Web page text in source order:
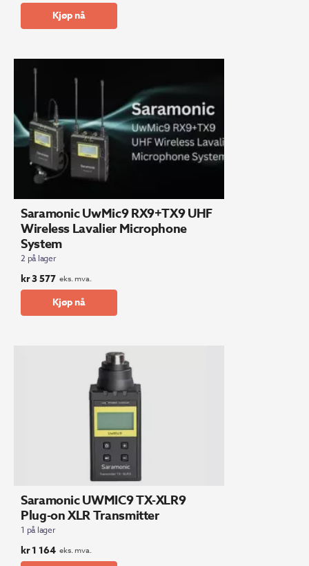
Kjøp nå
Saramonic UwMic9 RX9+TX9 UHF
Wireless Lavalier Microphone
System
2 på lager
kr3 577 eks. mva.
Kjøp nå
Saramonic UWMIC9 TX-XLR9
Plug-on XLR Transmitter
1 på lager
kr1 164 eks. mva.